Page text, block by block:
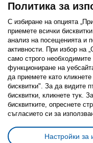
Последвайте ни:
FacebookTwitterYoutube
Политика за
Избор на
Условия за ползване на
Политика за
С избиране на опцията
приемете всички
анализ на посещенията и
активности. При избор на
само строго
функциониране на
да приемете като
бисквитки". За да видите
бисквитки, кликнете тук.
бисквитките, опреснете
съгласието си за
Настройки за